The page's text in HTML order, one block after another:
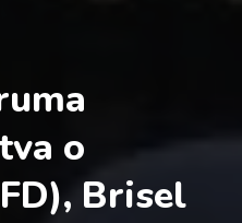
o
Brisel